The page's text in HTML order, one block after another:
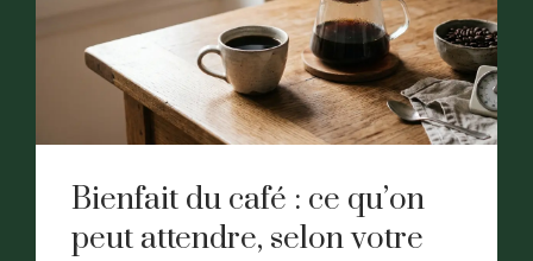
Bienfait du café : ce qu’on
peut attendre, selon votre